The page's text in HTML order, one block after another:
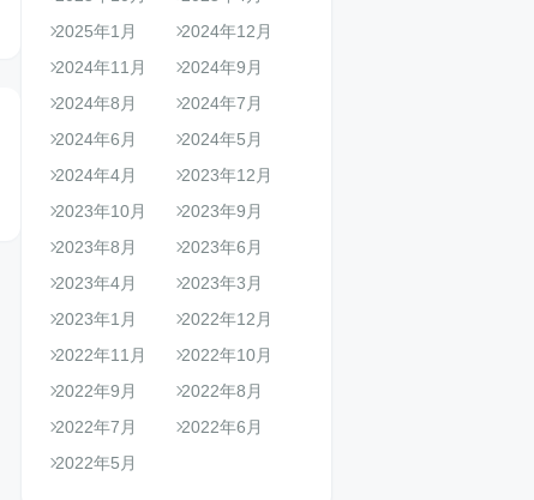
2025年1月
2024年12月
2024年11月
2024年9月
2024年8月
2024年7月
2024年6月
2024年5月
2024年4月
2023年12月
2023年10月
2023年9月
2023年8月
2023年6月
2023年4月
2023年3月
2023年1月
2022年12月
2022年11月
2022年10月
2022年9月
2022年8月
2022年7月
2022年6月
2022年5月